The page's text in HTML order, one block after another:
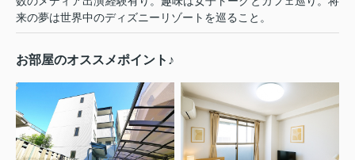
来の夢は世界中のディズニーリゾートを巡ること。
お部屋のオススメポイント♪